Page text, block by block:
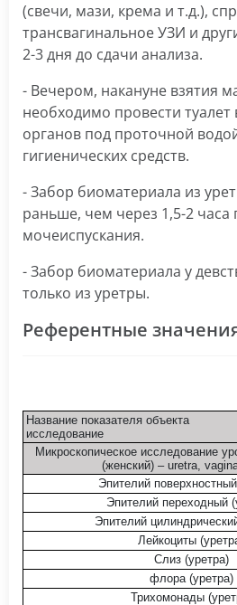
(свечи, мази, крема и т.д.),
трансвагинальное УЗИ и
2-3 дня до сдачи анализа.
- Вечером, накануне взятия
необходимо провести
органов под проточной
гигиенических средств.
- Забор биоматериала из
раньше, чем через 1,5-2 часа
мочеиспускания.
- Забор биоматериала у
только из уретры.
Референтные
Название показателя объекта
исследование
Микроскопическое исследование
(женский) – uretra,
Эпителий
Эпителий переходный
Эпителий
Лейкоциты
Слиз (уретра)
флора (уретра)
Трихомонады